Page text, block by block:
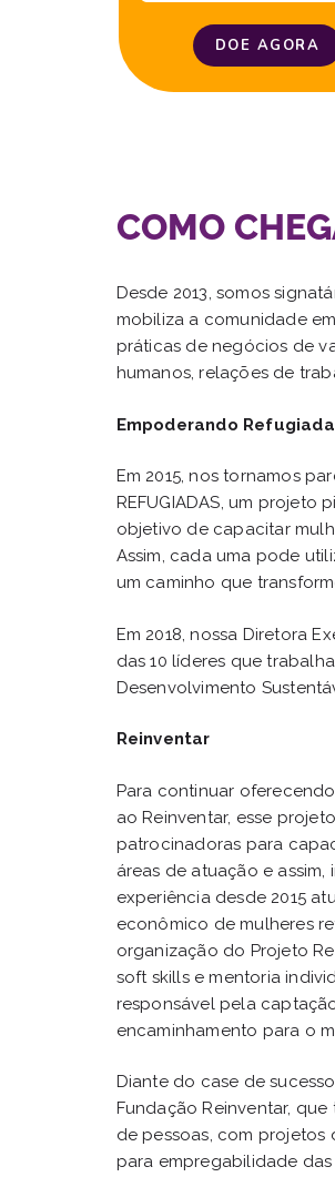
DOE AGORA
COMO
Desde 2013, somos
mobiliza a comunidade
práticas de negócios de
humanos, relações de
Empoderando
Em 2015, nos tornamos
REFUGIADAS, um projeto
objetivo de capacitar
Assim, cada uma pode
um caminho que
Em 2018, nossa Diretora
das 10 líderes que
Desenvolvimento
Reinventar
Para continuar
ao Reinventar, esse
patrocinadoras para
áreas de atuação e
experiência desde 2015
econômico de mulheres
organização do Projeto
soft skills e mentoria
responsável pela
encaminhamento para o
Diante do case de
Fundação Reinventar,
de pessoas, com projetos
para empregabilidade